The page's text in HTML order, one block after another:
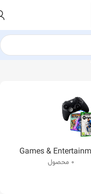
Games &
0 محصول